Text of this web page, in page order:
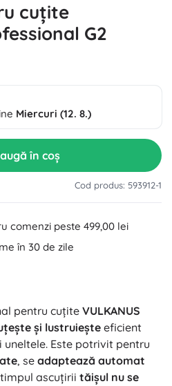
cuțite
G2
Miercuri (12. 8.)
în coș
Cod produs: 593912-1
comenzi peste 499,00 lei
în 30 de zile
pentru cuțite VULKANUS
și lustruiește eficient
Este potrivit pentru
, se adaptează automat
ascuțirii tăișul nu se